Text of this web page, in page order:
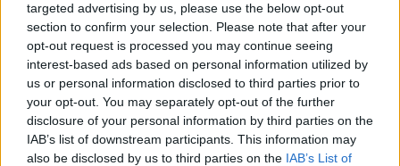
targeted advertising by us, please use the below opt-out
section to confirm your selection. Please note that after your
opt-out request is processed you may continue seeing
interest-based ads based on personal information utilized by
us or personal information disclosed to third parties prior to
your opt-out. You may separately opt-out of the further
disclosure of your personal information by third parties on the
IAB’s list of downstream participants. This information may
also be disclosed by us to third parties on the IAB’s List of
fedespo 10/09/2018 15:16
Enormi piazzole in ghiaino no sempre in piano ma
davvero grandi. Servizi impeccabili e siamo in
pieno agosto. Ottima esperienza, da tornare.
Caratteristiche Pulizia Servizi